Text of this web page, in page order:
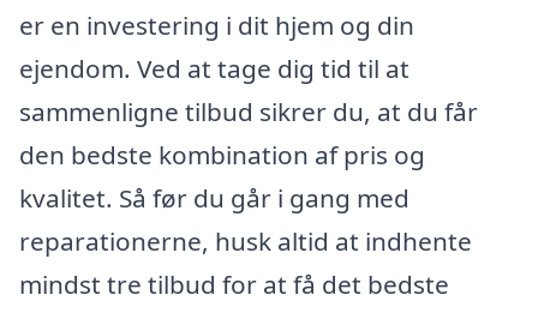
er en investering i dit hjem og din
ejendom. Ved at tage dig tid til at
sammenligne tilbud sikrer du, at du får
den bedste kombination af pris og
kvalitet. Så før du går i gang med
reparationerne, husk altid at indhente
mindst tre tilbud for at få det bedste